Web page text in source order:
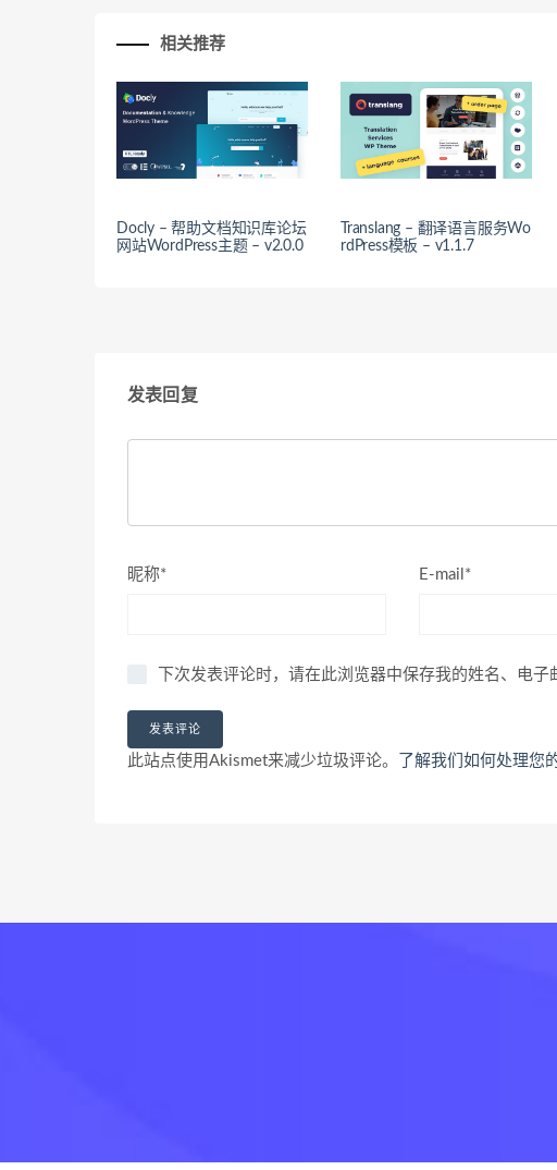
相关推荐
Docly – 帮助文档知识库论坛
网站WordPress主题 – v2.0.0
Translang – 翻译语言服务Wo
rdPress模板 – v1.1.7
发表回复
昵称* E-mail*
下次发表评论时，请在此浏览器中保存我的姓名、电子
此站点使用Akismet来减少垃圾评论。 了解我们如何处理您